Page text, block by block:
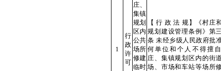
1
行
政
许
可
庄、
集镇
规划
区内
公共
场所
修建
临时
【 行 政 法 规】《村庄
规划建设管理条例》第
条 未经乡级人民政府批
何单位和个人不得擅
庄、集镇规划区内的街
场、市场和车站等场所